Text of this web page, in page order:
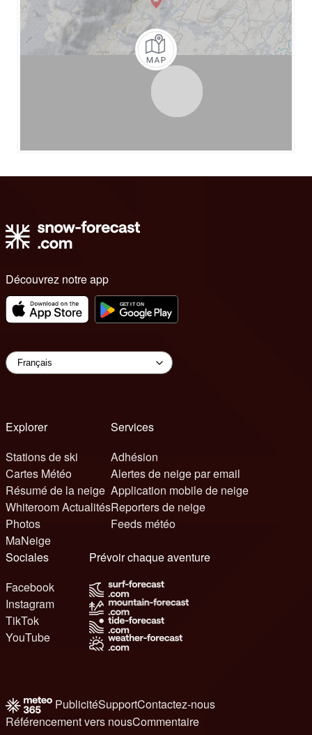
Découvrez notre app
Explorer
Stations de ski
Cartes Météo
Résumé de la neige
Whiteroom Actualités
Photos
MaNeige
Services
Adhésion
Alertes de neige par email
Application mobile de neige
Reporters de neige
Feeds météo
Sociales
Facebook
Instagram
TikTok
YouTube
Prévoir chaque aventure
PublicitéSupportContactez-nous
Référencement vers nousCommentaire